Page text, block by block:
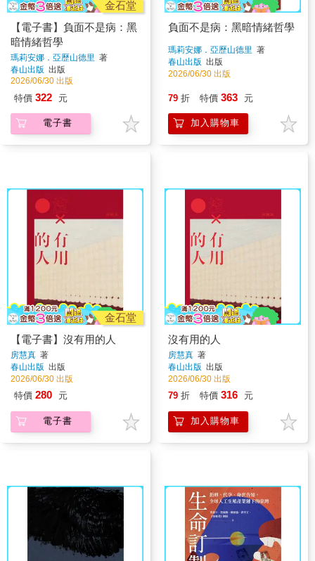
金石堂
【電子書】負面不是病：黑
暗情緒哲學
瑪莉安娜．亞歷山德里 著
春山出版 出版
2026/06/30 出版
特價 322 元
電子書
負面不是病：黑暗情緒哲學
瑪莉安娜．亞歷山德里 著
春山出版 出版
2026/06/30 出版
79 折 特價 363 元
加入購物車
金石堂
【電子書】沒有用的人
房慧真 著
春山出版 出版
2026/06/30 出版
特價 280 元
電子書
沒有用的人
房慧真 著
春山出版 出版
2026/06/30 出版
79 折 特價 316 元
加入購物車